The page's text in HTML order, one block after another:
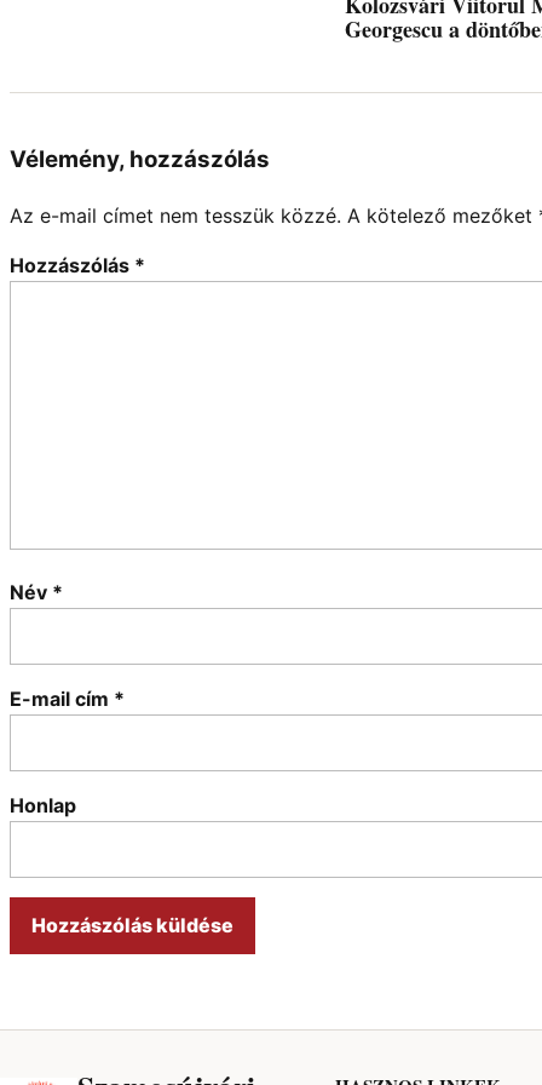
Georgescu a
Vélemény, hozzászólás
Az e-mail címet nem tesszük közzé. A kötelező mezőket
Hozzászólás *
Név *
E-mail cím *
Honlap